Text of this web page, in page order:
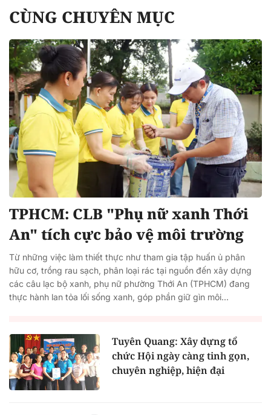
CÙNG CHUYÊN MỤC
TPHCM: CLB "Phụ nữ xanh Thới
An" tích cực bảo vệ môi trường
Từ những việc làm thiết thực như tham gia tập huấn ủ phân
hữu cơ, trồng rau sạch, phân loại rác tại nguồn đến xây dựng
các câu lạc bộ xanh, phụ nữ phường Thới An (TPHCM) đang
thực hành lan tỏa lối sống xanh, góp phần giữ gìn môi...
Tuyên Quang: Xây dựng tổ
chức Hội ngày càng tinh gọn,
chuyên nghiệp, hiện đại